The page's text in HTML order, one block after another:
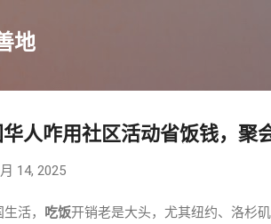
地
人咋用社区活动省饭钱，聚
14, 2025
生活， 吃饭开销老是大头， 尤其纽约、 洛杉矶